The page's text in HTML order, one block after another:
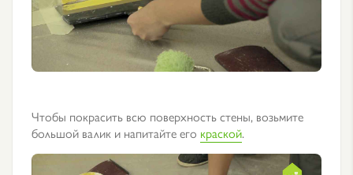
Чтобы покрасить всю поверхность стены, возьмите
большой валик и напитайте его краской.